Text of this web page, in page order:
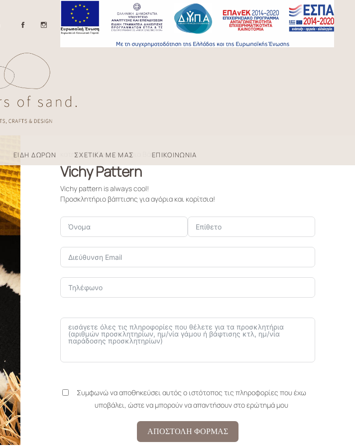
ΕΙΔΗ ΔΩΡΩΝ ΣΧΕΤΙΚΑ ΜΕ ΜΑΣ ΕΠΙΚΟΙΝΩΝΙΑ
κατηγορία: Προσκλητήρια Βάπτισης
Vichy Pattern
Vichy pattern is always cool!
Προσκλητήριο βάπτισης για αγόρια και κορίτσια!
Συμφωνώ να αποθηκεύσει αυτός ο ιστότοπος τις πληροφορίες που έχω
υποβάλει, ώστε να μπορούν να απαντήσουν στο ερώτημά μου
ΑΠΟΣΤΟΛΗ ΦΟΡΜΑΣ